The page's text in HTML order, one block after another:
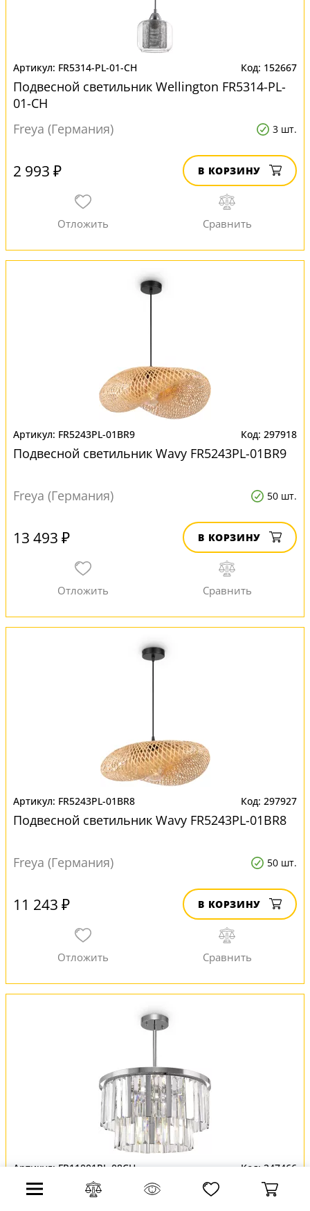
FR5314-PL-01-CH 152667
Подвесной светильник Wellington FR5314-PL-
01-CH
Freya (Германия)
3 шт.
2 993 ₽ В КОРЗИНУ
FR5243PL-01BR9 297918
Подвесной светильник Wavy FR5243PL-01BR9
Freya (Германия) 50 шт.
13 493 ₽ В КОРЗИНУ
FR5243PL-01BR8 297927
Подвесной светильник Wavy FR5243PL-01BR8
Freya (Германия) 50 шт.
11 243 ₽ В КОРЗИНУ
FR11001PL-08CH 247466
Потолочная люстра Viviane FR11001PL-08CH